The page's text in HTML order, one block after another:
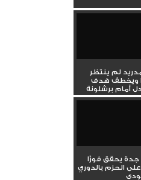
لم ينتظر
ويخطف هدف
أمام برشلونة
جدة يحقق فوزًا
على الحزم بالدوري